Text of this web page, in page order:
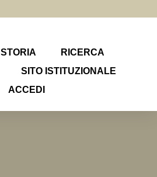
STORIA
RICERCA
SITO ISTITUZIONALE
ACCEDI